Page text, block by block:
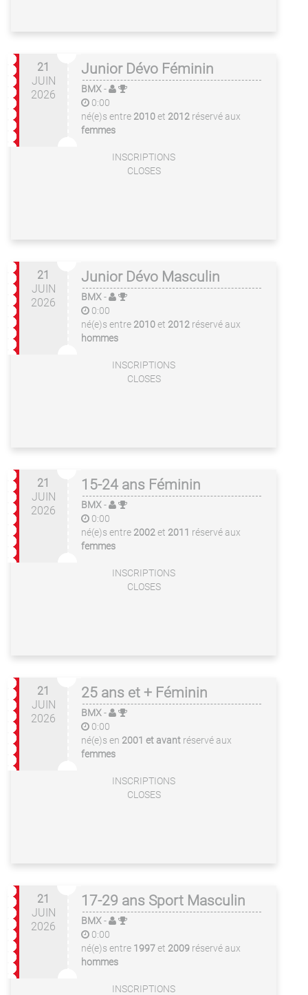
21
JUIN
2026
Junior Dévo Féminin
BMX-
0:00
né(e)s entre 2010et 2012 réservé aux
femmes
INSCRIPTIONS
CLOSES
21
JUIN
2026
Junior Dévo Masculin
BMX-
0:00
né(e)s entre 2010et 2012 réservé aux
hommes
INSCRIPTIONS
CLOSES
21
JUIN
2026
15-24 ans Féminin
BMX-
0:00
né(e)s entre 2002et 2011 réservé aux
femmes
INSCRIPTIONS
CLOSES
21
JUIN
2026
25 ans et + Féminin
BMX-
0:00
né(e)s en 2001 et avant réservé aux
femmes
INSCRIPTIONS
CLOSES
21
JUIN
2026
17-29 ans Sport Masculin
BMX-
0:00
né(e)s entre 1997et 2009 réservé aux
hommes
INSCRIPTIONS